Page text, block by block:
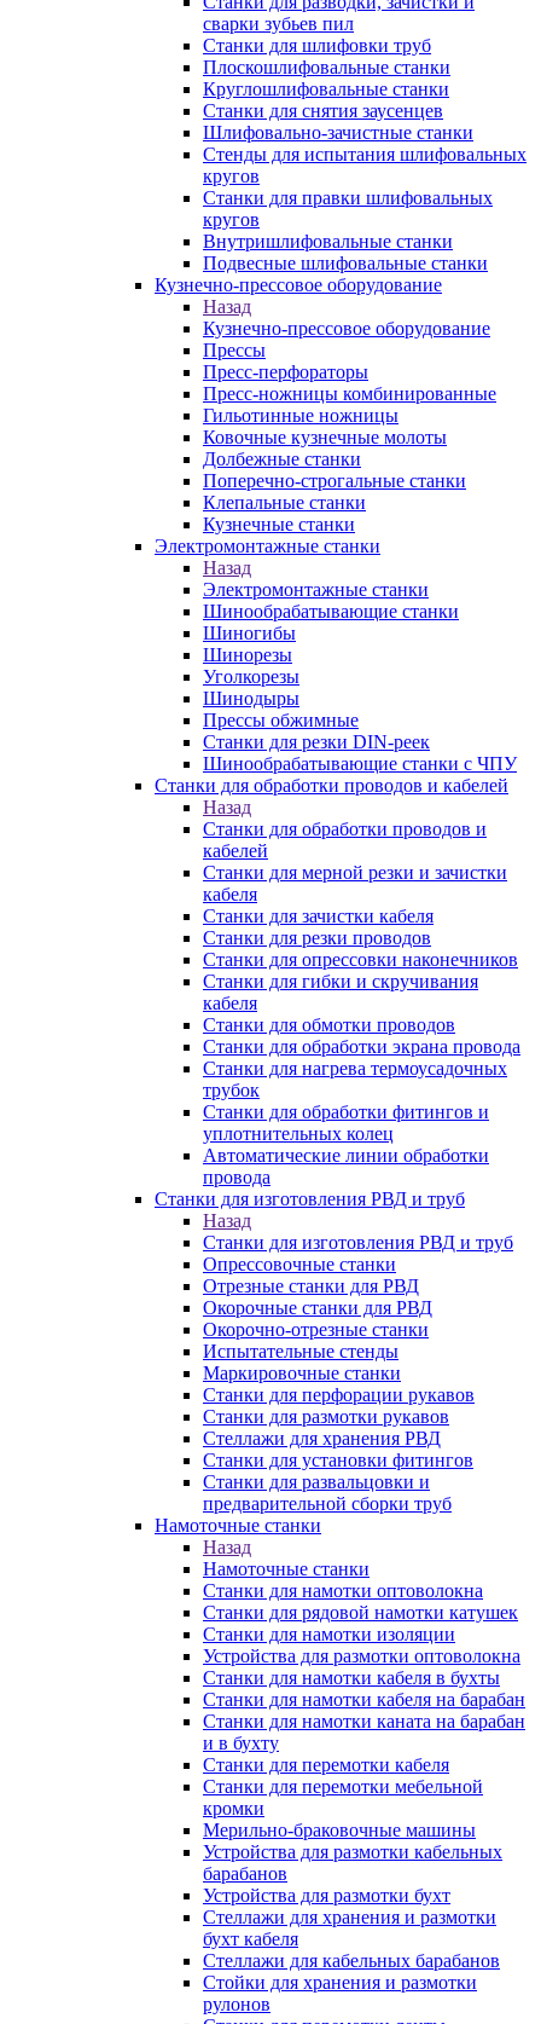
сварки зубьев пил
Станки для шлифовки труб
Плоскошлифовальные станки
Круглошлифовальные станки
Станки для снятия заусенцев
Шлифовально-зачистные станки
Стенды для испытания шлифовальных
кругов
Станки для правки шлифовальных
кругов
Внутришлифовальные станки
Подвесные шлифовальные станки
Кузнечно-прессовое оборудование
Назад
Кузнечно-прессовое оборудование
Прессы
Пресс-перфораторы
Пресс-ножницы комбинированные
Гильотинные ножницы
Ковочные кузнечные молоты
Долбежные станки
Поперечно-строгальные станки
Клепальные станки
Кузнечные станки
Электромонтажные станки
Назад
Электромонтажные станки
Шинообрабатывающие станки
Шиногибы
Шинорезы
Уголкорезы
Шинодыры
Прессы обжимные
Станки для резки DIN-реек
Шинообрабатывающие станки с ЧПУ
Станки для обработки проводов и кабелей
Назад
Станки для обработки проводов и
кабелей
Станки для мерной резки и зачистки
кабеля
Станки для зачистки кабеля
Станки для резки проводов
Станки для опрессовки наконечников
Станки для гибки и скручивания
кабеля
Станки для обмотки проводов
Станки для обработки экрана провода
Станки для нагрева термоусадочных
трубок
Станки для обработки фитингов и
уплотнительных колец
Автоматические линии обработки
провода
Станки для изготовления РВД и труб
Назад
Станки для изготовления РВД и труб
Опрессовочные станки
Отрезные станки для РВД
Окорочные станки для РВД
Окорочно-отрезные станки
Испытательные стенды
Маркировочные станки
Станки для перфорации рукавов
Станки для размотки рукавов
Стеллажи для хранения РВД
Станки для установки фитингов
Станки для развальцовки и
предварительной сборки труб
Намоточные станки
Назад
Намоточные станки
Станки для намотки оптоволокна
Станки для рядовой намотки катушек
Станки для намотки изоляции
Устройства для размотки оптоволокна
Станки для намотки кабеля в бухты
Станки для намотки кабеля на барабан
Станки для намотки каната на барабан
и в бухту
Станки для перемотки кабеля
Станки для перемотки мебельной
кромки
Мерильно-браковочные машины
Устройства для размотки кабельных
барабанов
Устройства для размотки бухт
Стеллажи для хранения и размотки
бухт кабеля
Стеллажи для кабельных барабанов
Стойки для хранения и размотки
рулонов